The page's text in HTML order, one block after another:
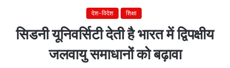
देश-विदेश शिक्षा
सिडनी यूनिवर्सिटी देती है भारत में द्विपक्षीय
जलवायु समाधानों को बढ़ावा